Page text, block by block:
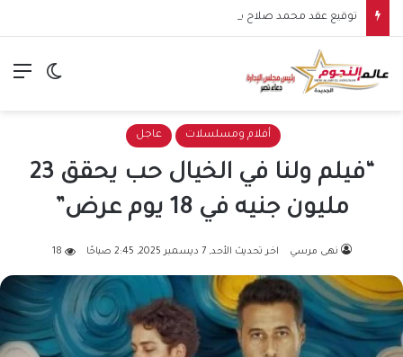
الوضع
أفلام ومسلسلات عاجل
“فيلم ولنا في الخيال حب يحقق 23
مليون جنيه في 18 يوم عرض”
نهى مرسي اخر تحديث الأحد, 7 ديسمبر 2025, 2:45 صباحًا 18